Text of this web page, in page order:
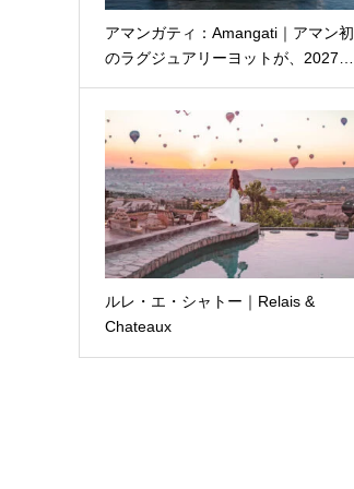
アマンガティ：Amangati｜アマン初
のラグジュアリーヨットが、2027…
ルレ・エ・シャトー｜Relais &
Chateaux